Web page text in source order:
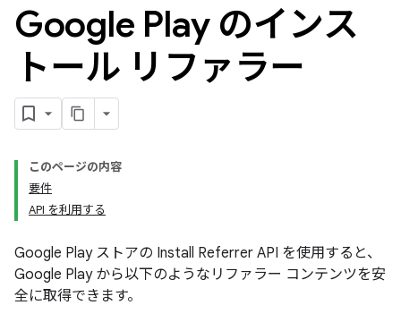
Google Play のインス
トール リファラー
このページの内容
要件
API を利用する
Google Play ストアの Install Referrer API を使用すると、
Google Play から以下のようなリファラー コンテンツを安
全に取得できます。